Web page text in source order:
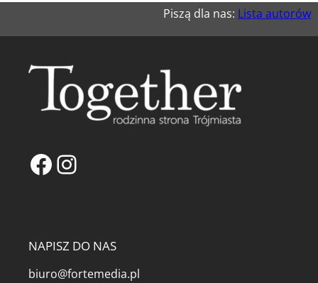
Piszą dla nas: Lista autorów
Facebook
Instagram
NAPISZ DO NAS
biuro@fortemedia.pl